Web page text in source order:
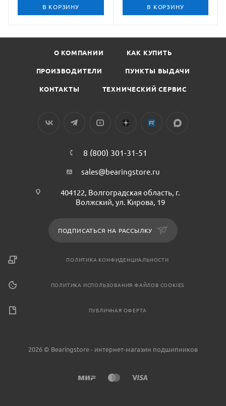
В КОРЗИНУ В КОРЗИНУ
О КОМПАНИИ КАК КУПИТЬ
ПРОИЗВОДИТЕЛИ ПУНКТЫ ВЫДАЧИ
КОНТАКТЫ ТЕХНИЧЕСКИЙ СЕРВИС
8 (800) 301-31-51
sales@bearingstore.ru
404122, Волгоградская область, г.
Волжский, ул. Кирова, 19
ПОДПИСАТЬСЯ НА РАССЫЛКУ
ПОЛИТИКА КОНФИДЕНЦИАЛЬНОСТИ
ПОЛИТИКА ИСПОЛЬЗОВАНИЯ ФАЙЛОВ COOKIES
ПУБЛИЧНАЯ ОФЕРТА
2026 © Bearingstore - интернет-магазин подшипников